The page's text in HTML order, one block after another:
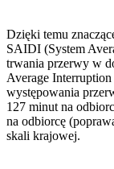
Dzięki temu
SAIDI (System
trwania przerwy w
Average
występowania
127 minut na
na odbiorcę
skali krajowej.